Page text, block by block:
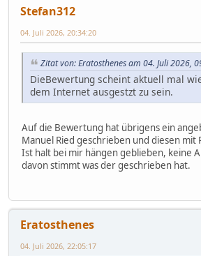
Stefan312
04. Juli 2026, 20:34:20
Zitat von: Eratosthenes am 04. Juli 2026,
DieBewertung scheint aktuell mal
dem Internet ausgestzt zu sein.
Auf die Bewertung hat übrigens ein
Manuel Ried geschrieben und diesen mit
Ist halt bei mir hängen geblieben, keine
davon stimmt was der geschrieben hat.
Eratosthenes
04. Juli 2026, 22:05:17